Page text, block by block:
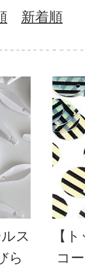
新着順
ス
ら
【
コ